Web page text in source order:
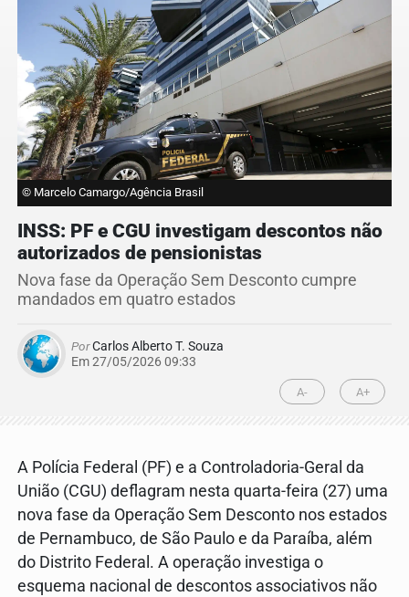
© Marcelo Camargo/Agência Brasil
INSS: PF e CGU investigam descontos não
autorizados de pensionistas
Nova fase da Operação Sem Desconto cumpre
mandados em quatro estados
PorCarlos Alberto T. Souza
Em 27/05/2026 09:33
A- A+
A Polícia Federal (PF) e a Controladoria-Geral da
União (CGU) deflagram nesta quarta-feira (27) uma
nova fase da Operação Sem Desconto nos estados
de Pernambuco, de São Paulo e da Paraíba, além
do Distrito Federal. A operação investiga o
esquema nacional de descontos associativos não